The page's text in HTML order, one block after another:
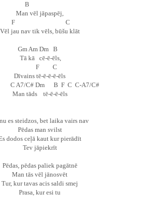
B
Man vēl jāpaspēj,
F C
Vēl jau nav tik vēls, būšu klāt
Gm Am Dm B
Tā kā cē-ē-ēls,
F C
Dīvains tē-ē-ē-ē-ēls
C# Dm B F C C-A7/C#
Man tāds tē-ē-ē-ēls
es steidzos, bet laika vairs nav
Pēdas man svilst
dodos ceļā kaut kur pierādīt
Tev jāpiekrīt
Pēdas, pēdas paliek pagātnē
Man tās vēl jānosvēt
Tur, kur tavas acis saldi smej
Prasa, kur esi tu